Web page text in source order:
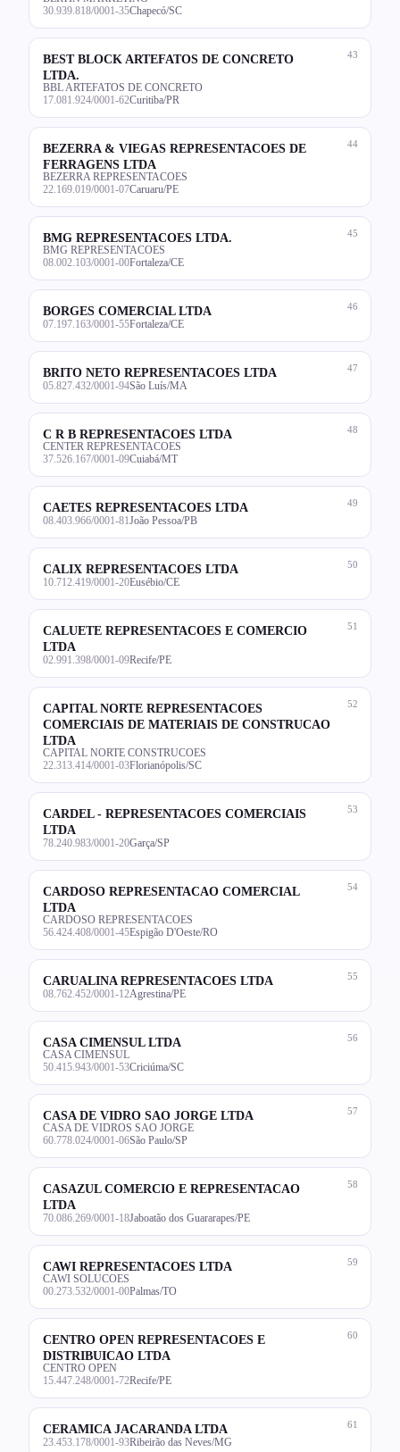
30.939.818/0001-35Chapecó/SC
43
BEST BLOCK ARTEFATOS DE CONCRETO
LTDA.
BBL ARTEFATOS DE CONCRETO
17.081.924/0001-62Curitiba/PR
44
BEZERRA & VIEGAS REPRESENTACOES DE
FERRAGENS LTDA
BEZERRA REPRESENTACOES
22.169.019/0001-07Caruaru/PE
45
BMG REPRESENTACOES LTDA.
BMG REPRESENTACOES
08.002.103/0001-00Fortaleza/CE
46
BORGES COMERCIAL LTDA
07.197.163/0001-55Fortaleza/CE
47
BRITO NETO REPRESENTACOES LTDA
05.827.432/0001-94São Luís/MA
48
C R B REPRESENTACOES LTDA
CENTER REPRESENTACOES
37.526.167/0001-09Cuiabá/MT
49
CAETES REPRESENTACOES LTDA
08.403.966/0001-81 João Pessoa/PB
50
CALIX REPRESENTACOES LTDA
10.712.419/0001-20Eusébio/CE
51
CALUETE REPRESENTACOES E COMERCIO
LTDA
02.991.398/0001-09Recife/PE
52
CAPITAL NORTE REPRESENTACOES
COMERCIAIS DE MATERIAIS DE CONSTRUCAO
LTDA
CAPITAL NORTE CONSTRUCOES
22.313.414/0001-03Florianópolis/SC
53
CARDEL - REPRESENTACOES COMERCIAIS
LTDA
78.240.983/0001-20Garça/SP
54
CARDOSO REPRESENTACAO COMERCIAL
LTDA
CARDOSO REPRESENTACOES
56.424.408/0001-45Espigão D'Oeste/RO
55
CARUALINA REPRESENTACOES LTDA
08.762.452/0001-12Agrestina/PE
56
CASA CIMENSUL LTDA
CASA CIMENSUL
50.415.943/0001-53Criciúma/SC
57
CASA DE VIDRO SAO JORGE LTDA
CASA DE VIDROS SAO JORGE
60.778.024/0001-06São Paulo/SP
58
CASAZUL COMERCIO E REPRESENTACAO
LTDA
70.086.269/0001-18Jaboatão dos Guararapes/PE
59
CAWI REPRESENTACOES LTDA
CAWI SOLUCOES
00.273.532/0001-00Palmas/TO
60
CENTRO OPEN REPRESENTACOES E
DISTRIBUICAO LTDA
CENTRO OPEN
15.447.248/0001-72Recife/PE
61
CERAMICA JACARANDA LTDA
23.453.178/0001-93Ribeirão das Neves/MG